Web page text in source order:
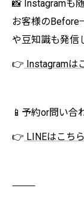
📸 Instagramも
お客様の
や豆知識も発信
👉 Instagramは
📱予約or問い合
👉 LINEはこちら
⸻